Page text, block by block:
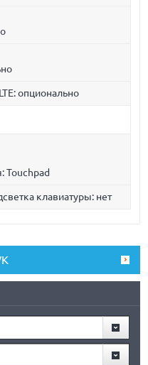
опционально
Touchpad
клавиатуры: нет